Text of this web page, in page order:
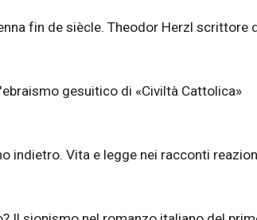
fin de siècle. Theodor Herzl
gesuitico di «Civiltà Cattolica»
indietro. Vita e legge nei racconti